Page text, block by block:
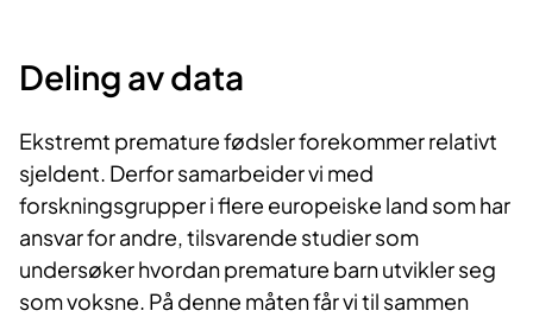
Deling av data
Ekstremt premature fødsler forekommer relativt
sjeldent. Derfor samarbeider vi med
forskningsgrupper i flere europeiske land som har
ansvar for andre, tilsvarende studier som
undersøker hvordan premature barn utvikler seg
som voksne. På denne måten får vi til sammen